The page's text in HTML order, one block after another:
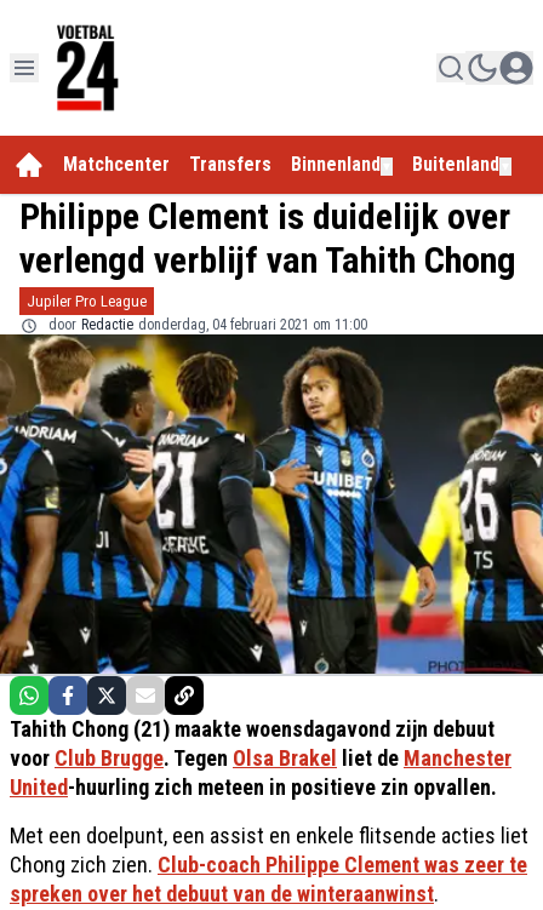
Matchcenter Transfers Binnenland Buitenland
Philippe Clement is duidelijk over
verlengd verblijf van Tahith Chong
Jupiler Pro League
door Redactie donderdag, 04 februari 2021 om 11:00
Tahith Chong (21) maakte woensdagavond zijn debuut
voor Club Brugge. Tegen Olsa Brakel liet de Manchester
United-huurling zich meteen in positieve zin opvallen.
Met een doelpunt, een assist en enkele flitsende acties liet
Chong zich zien. Club-coach Philippe Clement was zeer te
spreken over het debuut van de winteraanwinst.